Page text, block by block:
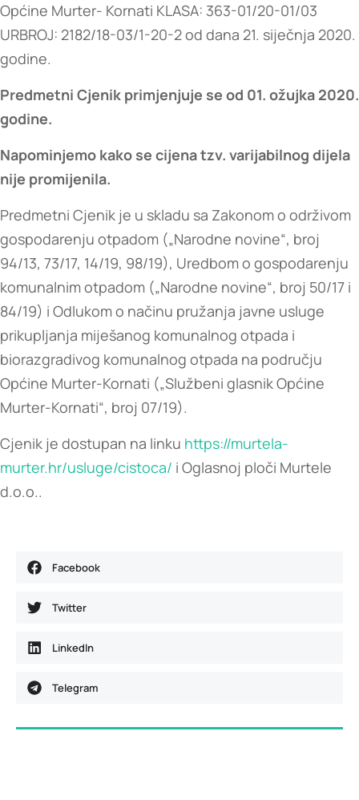
Općine Murter- Kornati KLASA: 363-01/20-01/03
URBROJ: 2182/18-03/1-20-2 od dana 21. siječnja 2020.
godine.
Predmetni Cjenik primjenjuje se od 01. ožujka 2020.
godine.
Napominjemo kako se cijena tzv. varijabilnog dijela
nije promijenila.
Predmetni Cjenik je u skladu sa Zakonom o održivom
gospodarenju otpadom („Narodne novine“, broj
94/13, 73/17, 14/19, 98/19), Uredbom o gospodarenju
komunalnim otpadom („Narodne novine“, broj 50/17 i
84/19) i Odlukom o načinu pružanja javne usluge
prikupljanja miješanog komunalnog otpada i
biorazgradivog komunalnog otpada na području
Općine Murter-Kornati („Službeni glasnik Općine
Murter-Kornati“, broj 07/19).
Cjenik je dostupan na linku https://murtela-
murter.hr/usluge/cistoca/ i Oglasnoj ploči Murtele
d.o.o..
Facebook
Twitter
LinkedIn
Telegram